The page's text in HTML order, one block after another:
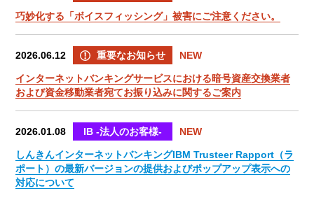
巧妙化する「ボイスフィッシング」被害にご注意ください。
2026.06.12 重要なお知らせ NEW
インターネットバンキングサービスにおける暗号資産交換業者
および資金移動業者宛てお振り込みに関するご案内
2026.01.08 IB -法人のお客様- NEW
しんきんインターネットバンキングIBM Trusteer Rapport（ラ
ポート）の最新バージョンの提供およびポップアップ表示への
対応について